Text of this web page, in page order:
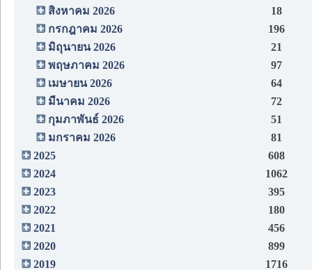
สิงหาคม 2026
18
กรกฎาคม 2026
196
มิถุนายน 2026
21
พฤษภาคม 2026
97
เมษายน 2026
64
มีนาคม 2026
72
กุมภาพันธ์ 2026
51
มกราคม 2026
81
2025
608
2024
1062
2023
395
2022
180
2021
456
2020
899
2019
1716